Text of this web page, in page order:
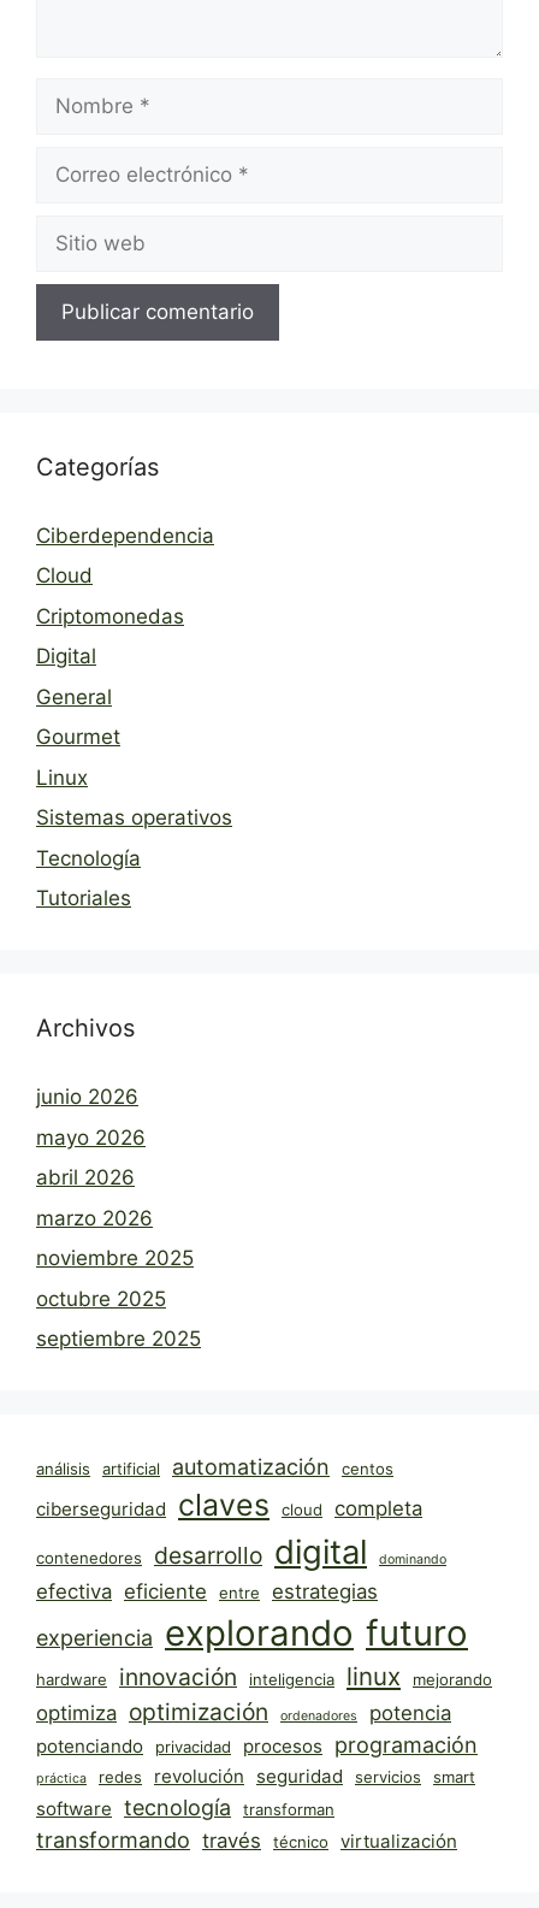
electrónico
web
Categorías
Ciberdependencia
Cloud
Criptomonedas
Digital
General
Gourmet
Linux
Sistemas operativos
Tecnología
Tutoriales
Archivos
junio 2026
mayo 2026
abril 2026
marzo 2026
noviembre 2025
octubre 2025
septiembre 2025
análisis artificial automatización centos
ciberseguridad claves cloud completa
contenedores desarrollo digital dominando
efectiva eficiente entre estrategias
experiencia explorando futuro
hardware innovación inteligencia linux mejorando
optimiza optimización ordenadores potencia
potenciando privacidad procesos programación
práctica redes revolución seguridad servicios smart
software tecnología transforman
transformando través técnico virtualización